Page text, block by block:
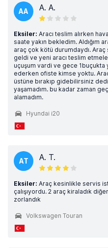
AA A. A.
Eksiler: Aracı teslim alırken
saate yakın bekledim. Aldığım
araç çok kötü durumdaydı.
geldi ve yeni aracı teslim
uçuşum vardi ve gece 1buçukta
ederken ofiste kimse yoktu.
üstüne bırakıp gidebilirsiniz
yaşamadım. bu kadar zaman
alamadım.
Hyundai i20
AT A. T.
Eksiler: Araç kesinlikle servis
çalışıyordu. 2 araç kiraladık
zorlandık
Volkswagen Touran